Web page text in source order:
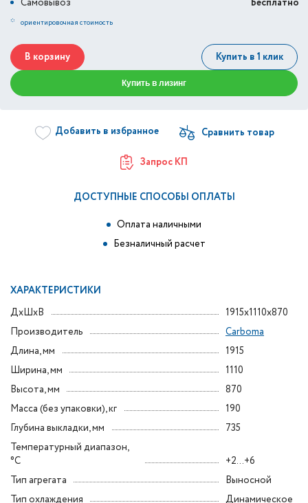
Самовывоз
Бесплатно
* ориентировочная стоимость
В корзину Купить в 1 клик
Купить в лизинг
Добавить в избранное
Запрос КП
ДОСТУПНЫЕ СПОСОБЫ ОПЛАТЫ
Оплата наличными
Безналичный расчет
ХАРАКТЕРИСТИКИ
ДxШxВ
1915x1110x870
Производитель
Carboma
Длина, мм
1915
Ширина, мм
1110
Высота, мм
870
Масса (без упаковки), кг
190
Глубина выкладки, мм
735
Температурный диапазон,
°C
+2...+6
Тип агрегата
Выносной
Тип охлаждения
Динамическое